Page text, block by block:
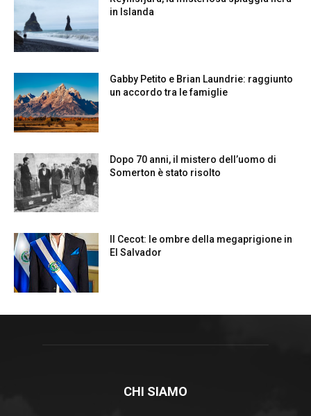
CHI SIAMO